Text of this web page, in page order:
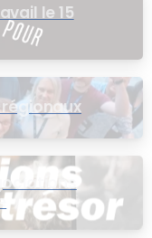
le 15